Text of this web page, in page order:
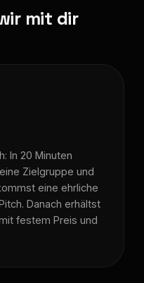
mit dir
In 20 Minuten
Zielgruppe und
eine ehrliche
Danach erhältst
festem Preis und